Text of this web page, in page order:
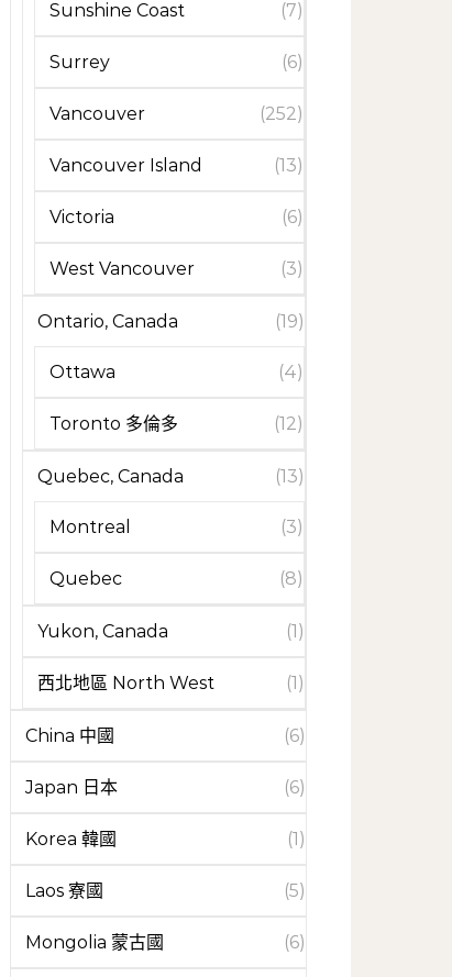
Sunshine Coast (7)
Surrey (6)
Vancouver (252)
Vancouver Island (13)
Victoria (6)
West Vancouver (3)
Ontario, Canada (19)
Ottawa (4)
Toronto 多倫多 (12)
Quebec, Canada (13)
Montreal (3)
Quebec (8)
Yukon, Canada (1)
西北地區 North West (1)
China 中國 (6)
Japan 日本 (6)
Korea 韓國 (1)
Laos 寮國 (5)
Mongolia 蒙古國 (6)